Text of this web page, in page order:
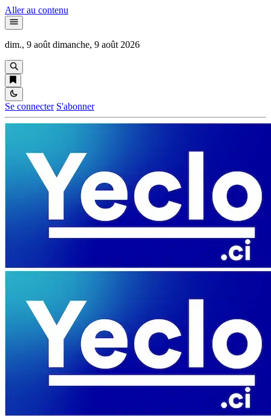
Aller au contenu
dim., 9 août dimanche, 9 août 2026
Se connecter S'abonner